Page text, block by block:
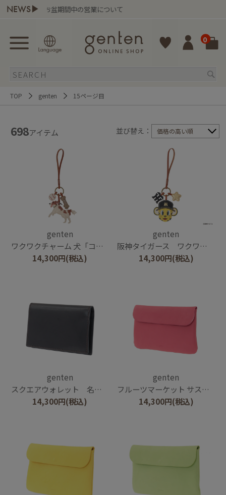
NEWS▶
お盆期間中の営業について
0
TOP genten 15ページ目
698アイテム 並び替え： 価格の高い順
genten
ワクワクチャーム 犬「コーイケルホンディエ」
14,300円(税込)
genten
阪神タイガース ワクワクチャーム「トラッキー」
14,300円(税込)
genten
スクエアウォレット 名刺入れ
14,300円(税込)
genten
フルーツマーケット サステナブルポーチ
14,300円(税込)